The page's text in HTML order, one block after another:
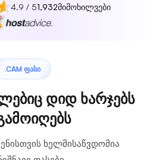
4.9 / 51,932მიმოხილვები
.CAM ᲤᲐᲡᲘ
დიდ ხარჯებს
ხელმისაწვდომია